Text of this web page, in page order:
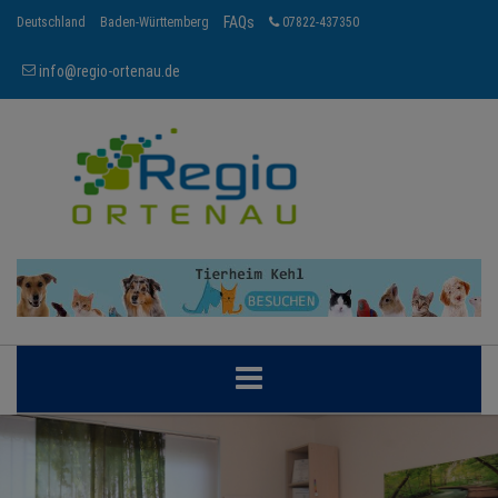
Deutschland Baden-Württemberg FAQs 07822-437350
info@regio-ortenau.de
ORTENAU